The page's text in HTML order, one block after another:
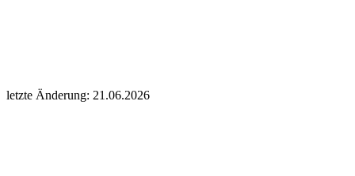
letzte Änderung: 21.06.2026